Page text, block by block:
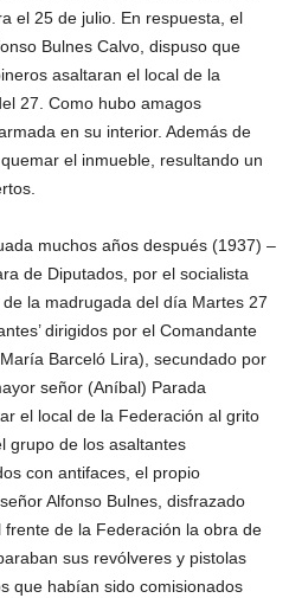
el 25 de julio. En respuesta, el
Bulnes Calvo, dispuso que
asaltaran el local de la
27. Como hubo amagos
en su interior. Además de
el inmueble, resultando un
muchos años después (1937) –
de Diputados, por el socialista
la madrugada del día Martes 27
dirigidos por el Comandante
Barceló Lira), secundado por
señor (Aníbal) Parada
el local de la Federación al grito
grupo de los asaltantes
con antifaces, el propio
Alfonso Bulnes, disfrazado
de la Federación la obra de
sus revólveres y pistolas
que habían sido comisionados